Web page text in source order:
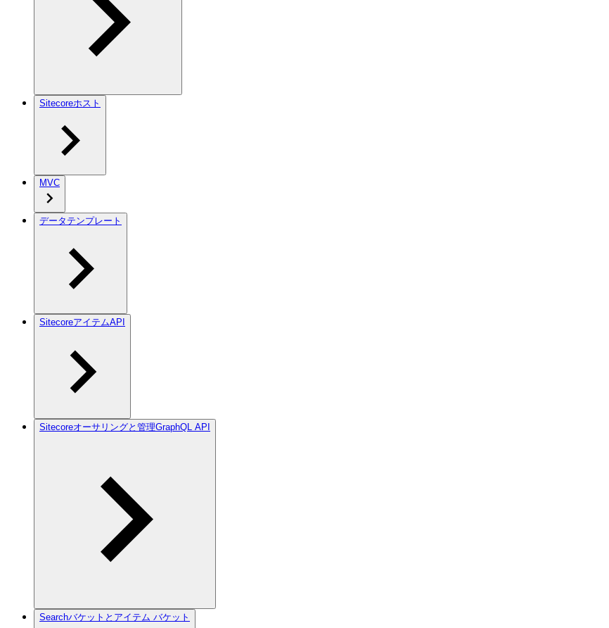
Sitecoreホスト
MVC
データテンプレート
SitecoreアイテムAPI
Sitecoreオーサリングと管理GraphQL API
Searchバケットとアイテム バケット